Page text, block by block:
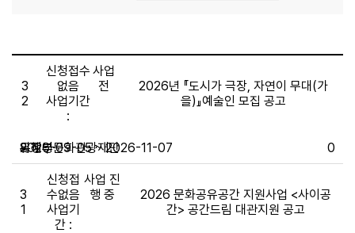
3
2
신청접수
없음
사업기간
:
사업
전
2026년 『도시가 극장, 자연이 무대(가
을)』예술인 모집 공고
의정부문화관광재단
유혜영
~
2026-09-05 ~ 2026-11-07 0
3
1
신청접
수없음
사업기
간 :
사업 진
행 중
2026 문화공유공간 지원사업 <사이공
간> 공간드림 대관지원 공고